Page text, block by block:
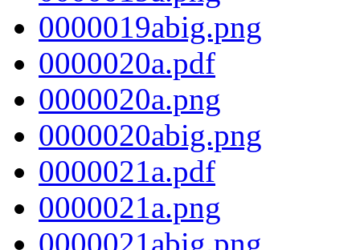
0000019abig.png
0000020a.pdf
0000020a.png
0000020abig.png
0000021a.pdf
0000021a.png